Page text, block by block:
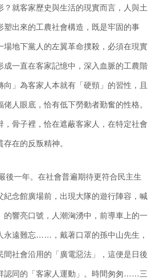
？就客家歷史與生活的現實而言，人與土
塑出來的工農社會構造，既是牢固的事
場地下黨人的左翼革命撲殺，必須在現實
成一直在客家記憶中，深入血脈的工農階
向」為客家人本就有「硬頸」的習性，且
人眼底，恰有低下勞動者勤奮的性格。
，骨子裡，恰在遮蔽客家人，在特定社會
在的反叛精神。
一年。在社會普遍期待更符合民主生
紀念館廣場前，出現大隊的遊行陣容，喊
的響亮口號，人潮洶湧中，前導車上的一
永遠難忘……，戴著口罩的孫中山先生，
間社會沿用的「廣電惡法」，這便是日後
認同的「客家人運動」。時間匆匆……三